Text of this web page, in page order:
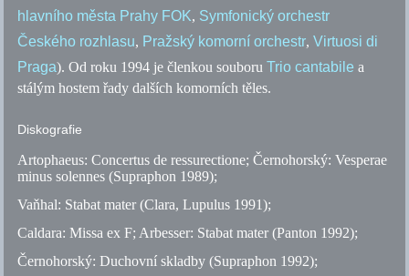
hlavního města Prahy FOK, Symfonický orchestr
Českého rozhlasu, Pražský komorní orchestr,Virtuosi di
Praga). Od roku 1994 je členkou souboruTrio cantabile a
stálým hostem řady dalších komorních těles.
Diskografie
Artophaeus: Concertus de ressurectione; Černohorský: Vesperae
minus solennes (Supraphon 1989);
Vaňhal: Stabat mater (Clara, Lupulus 1991);
Caldara: Missa ex F; Arbesser: Stabat mater (Panton 1992);
Černohorský: Duchovní skladby (Supraphon 1992);